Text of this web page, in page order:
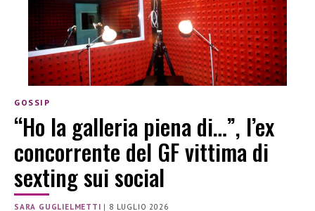
GOSSIP
“Ho la galleria piena di…”, l’ex
concorrente del GF vittima di
sexting sui social
SARA GUGLIELMETTI | 8 LUGLIO 2026